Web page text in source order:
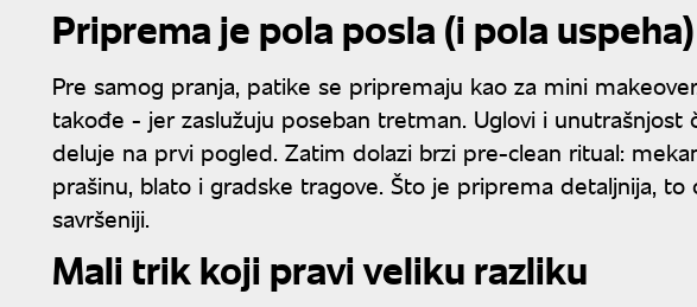
Priprema je pola posla (i pola uspeha)
Pre samog pranja, patike se pripremaju kao za mini
takođe - jer zaslužuju poseban tretman. Uglovi i unutrašnjost
deluje na prvi pogled. Zatim dolazi brzi pre-clean ritual:
prašinu, blato i gradske tragove. Što je priprema detaljnija,
savršeniji.
Mali trik koji pravi veliku razliku